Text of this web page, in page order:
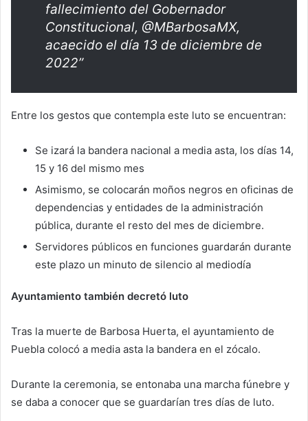
fallecimiento del Gobernador
Constitucional, @MBarbosaMX,
acaecido el día 13 de diciembre de
2022”
Entre los gestos que contempla este luto se encuentran:
Se izará la bandera nacional a media asta, los días 14,
15 y 16 del mismo mes
Asimismo, se colocarán moños negros en oficinas de
dependencias y entidades de la administración
pública, durante el resto del mes de diciembre.
Servidores públicos en funciones guardarán durante
este plazo un minuto de silencio al mediodía
Ayuntamiento también decretó luto
Tras la muerte de Barbosa Huerta, el ayuntamiento de
Puebla colocó a media asta la bandera en el zócalo.
Durante la ceremonia, se entonaba una marcha fúnebre y
se daba a conocer que se guardarían tres días de luto.